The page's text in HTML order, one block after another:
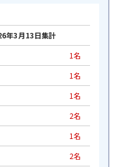
１up！
１up！
up！
up！
up！
１up！
１up！
１up！
１up！
現 89点
ーション 86点
ケーション 86点
ケーション 86点
3月13日集計
1名
1名
1名
2名
1名
2名